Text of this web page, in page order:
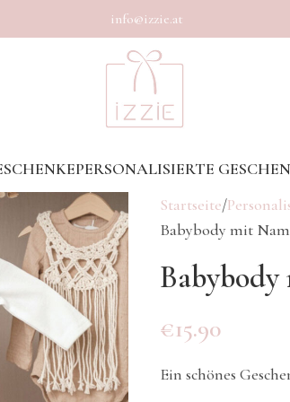
info@izzie.at
PERSONALISIERTE
Startseite
Babybody mit
Babybody
€15.90
Ein schönes